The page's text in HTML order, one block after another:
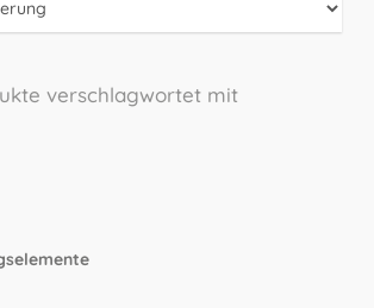
verschlagwortet mit